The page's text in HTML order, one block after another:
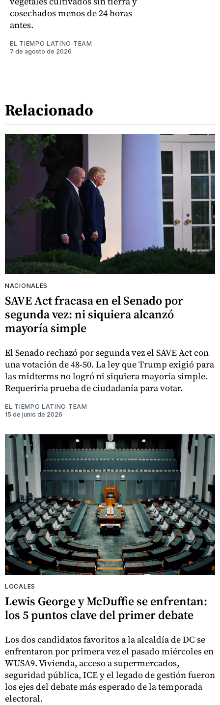
cosechados menos de 24 horas
antes.
EL TIEMPO LATINO TEAM
7 de agosto de 2026
Relacionado
NACIONALES
SAVE Act fracasa en el Senado por
segunda vez: ni siquiera alcanzó
mayoría simple
El Senado rechazó por segunda vez el SAVE Act con
una votación de 48-50. La ley que Trump exigió para
las midterms no logró ni siquiera mayoría simple.
Requeriría prueba de ciudadanía para votar.
EL TIEMPO LATINO TEAM
15 de junio de 2026
LOCALES
Lewis George y McDuffie se enfrentan:
los 5 puntos clave del primer debate
Los dos candidatos favoritos a la alcaldía de DC se
enfrentaron por primera vez el pasado miércoles en
WUSA9. Vivienda, acceso a supermercados,
seguridad pública, ICE y el legado de gestión fueron
los ejes del debate más esperado de la temporada
electoral.